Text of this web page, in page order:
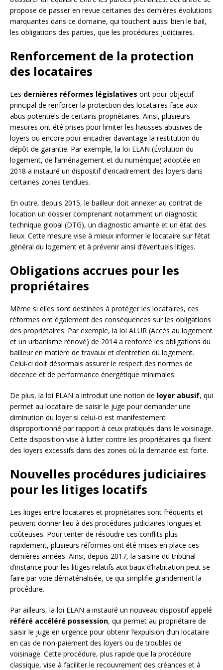
propose de passer en revue certaines des dernières évolutions
marquantes dans ce domaine, qui touchent aussi bien le bail,
les obligations des parties, que les procédures judiciaires.
Renforcement de la protection
des locataires
Les dernières réformes législatives ont pour objectif
principal de renforcer la protection des locataires face aux
abus potentiels de certains propriétaires. Ainsi, plusieurs
mesures ont été prises pour limiter les hausses abusives de
loyers ou encore pour encadrer davantage la restitution du
dépôt de garantie. Par exemple, la loi ELAN (Évolution du
logement, de l’aménagement et du numérique) adoptée en
2018 a instauré un dispositif d’encadrement des loyers dans
certaines zones tendues.
En outre, depuis 2015, le bailleur doit annexer au contrat de
location un dossier comprenant notamment un diagnostic
technique global (DTG), un diagnostic amiante et un état des
lieux. Cette mesure vise à mieux informer le locataire sur l’état
général du logement et à prévenir ainsi d’éventuels litiges.
Obligations accrues pour les
propriétaires
Même si elles sont destinées à protéger les locataires, ces
réformes ont également des conséquences sur les obligations
des propriétaires. Par exemple, la loi ALUR (Accès au logement
et un urbanisme rénové) de 2014 a renforcé les obligations du
bailleur en matière de travaux et d’entretien du logement.
Celui-ci doit désormais assurer le respect des normes de
décence et de performance énergétique minimales.
De plus, la loi ELAN a introduit une notion de loyer abusif, qui
permet au locataire de saisir le juge pour demander une
diminution du loyer si celui-ci est manifestement
disproportionné par rapport à ceux pratiqués dans le voisinage.
Cette disposition vise à lutter contre les propriétaires qui fixent
des loyers excessifs dans des zones où la demande est forte.
Nouvelles procédures judiciaires
pour les litiges locatifs
Les litiges entre locataires et propriétaires sont fréquents et
peuvent donner lieu à des procédures judiciaires longues et
coûteuses. Pour tenter de résoudre ces conflits plus
rapidement, plusieurs réformes ont été mises en place ces
dernières années. Ainsi, depuis 2017, la saisine du tribunal
d’instance pour les litiges relatifs aux baux d’habitation peut se
faire par voie dématérialisée, ce qui simplifie grandement la
procédure.
Par ailleurs, la loi ELAN a instauré un nouveau dispositif appelé
référé accéléré possession, qui permet au propriétaire de
saisir le juge en urgence pour obtenir l’expulsion d’un locataire
en cas de non-paiement des loyers ou de troubles de
voisinage. Cette procédure, plus rapide que la procédure
classique, vise à faciliter le recouvrement des créances et à